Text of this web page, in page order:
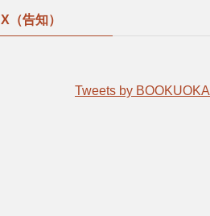
X（告知）
Tweets by BOOKUOKA